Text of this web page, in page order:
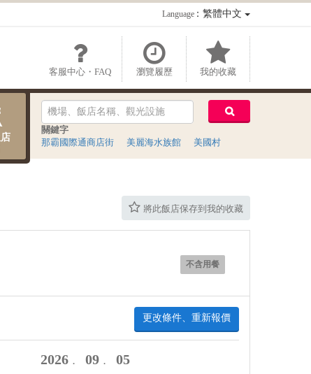
Language：繁體中文
客服中心・FAQ 瀏覽履歷 我的收藏
關鍵字
那霸國際通商店街
美麗海水族館 美國村
將此飯店保存到我的收藏
不含用餐
更改條件、重新報價
2026． 09． 05